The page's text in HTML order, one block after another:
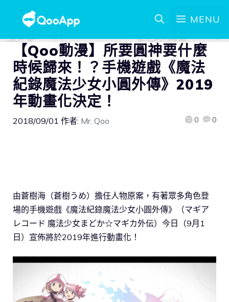
MENU
【Qoo動漫】所要圓神要什麼
時候歸來！？手機遊戲《魔法
紀錄魔法少女小圓外傳》2019
年動畫化決定！
2018/09/01 作者: Mr. Qoo 0 0
由蒼樹海（蒼樹うめ）擔任人物原案，有著眾多角色登
場的手機遊戲《魔法紀錄魔法少女小圓外傳》（マギア
レコード 魔法少女まどか☆マギカ外伝）今日（9月1
日）宣佈將於2019年進行動畫化！